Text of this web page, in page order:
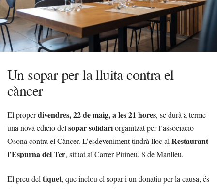
Un sopar per la lluita contra el
càncer
El properdivendres, 22 de maig, a les 21 hores, se durà a terme
una nova edició del sopar solidariorganitzat per l’associació
Osona contra el Càncer. L’esdeveniment tindrà lloc al Restaurant
l’Espurna del Ter, situat al Carrer Pirineu, 8 de Manlleu.
El preu del tiquet, que inclou el sopar i un donatiu per la causa, és